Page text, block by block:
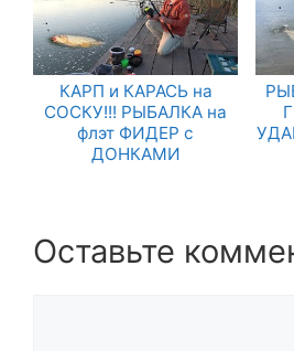
КАРП и КАРАСЬ на
СОСКУ!!! РЫБАЛКА на
флэт ФИДЕР с
ДОНКАМИ
Оставьте